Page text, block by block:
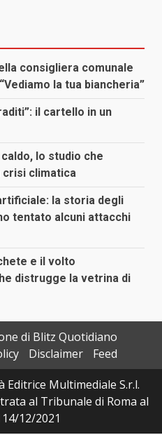
consigliera comunale
la tua biancheria”
il cartello in un
lo studio che
climatica
la storia degli
tentato alcuni attacchi
e il volto
distrugge la vetrina di
di Blitz Quotidiano
Disclaimer
Feed
Multimediale S.r.l.
al Tribunale di Roma al
12/2021